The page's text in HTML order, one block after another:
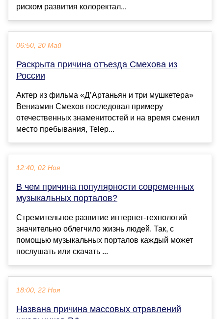
риском развития колоректал...
06:50, 20 Май
Раскрыта причина отъезда Смехова из
России
Актер из фильма «Д’Артаньян и три мушкетера»
Вениамин Смехов последовал примеру
отечественных знаменитостей и на время сменил
место пребывания, Telep...
12:40, 02 Ноя
В чем причина популярности современных
музыкальных порталов?
Стремительное развитие интернет-технологий
значительно облегчило жизнь людей. Так, с
помощью музыкальных порталов каждый может
послушать или скачать ...
18:00, 22 Ноя
Названа причина массовых отравлений